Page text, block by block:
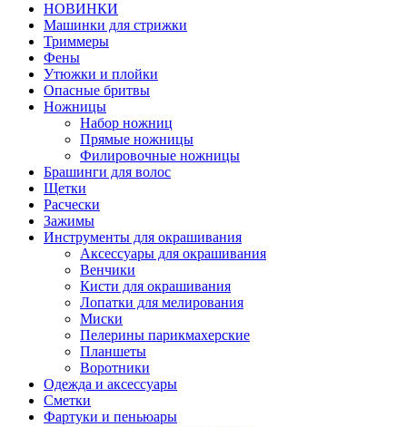
НОВИНКИ
Машинки для стрижки
Триммеры
Фены
Утюжки и плойки
Опасные бритвы
Ножницы
Набор ножниц
Прямые ножницы
Филировочные ножницы
Брашинги для волос
Щетки
Расчески
Зажимы
Инструменты для окрашивания
Аксессуары для окрашивания
Венчики
Кисти для окрашивания
Лопатки для мелирования
Миски
Пелерины парикмахерские
Планшеты
Воротники
Одежда и аксессуары
Сметки
Фартуки и пеньюары